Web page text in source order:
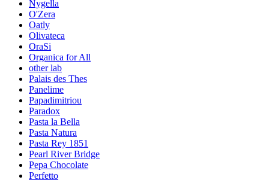
Nygella
O'Zera
Oatly
Olivateca
OraSi
Organica for All
other lab
Palais des Thes
Panelime
Papadimitriou
Paradox
Pasta la Bella
Pasta Natura
Pasta Rey 1851
Pearl River Bridge
Pepa Chocolate
Perfetto